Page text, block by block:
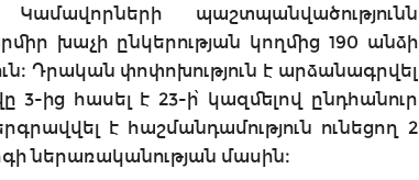
պաշտպանվածությունն
խաչի ընկերության կողմից 190 անձի
Դրական փոփոխություն է արձանագրվել
ից հասել է 23-ի՝ կազմելով ընդհանուր
է հաշմանդամություն ունեցող 2
ներառականության մասին։